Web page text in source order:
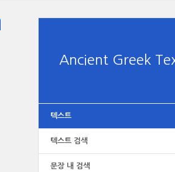
Ancient Greek
텍스트
텍스트 검색
문장 내 검색